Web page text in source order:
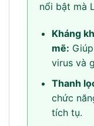
nổi bật mà
Kháng
mẽ:
virus và
Thanh
chức
tích tụ.